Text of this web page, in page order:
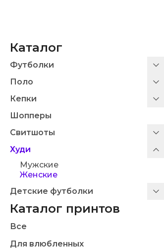
Каталог
Футболки
Поло
Кепки
Шопперы
Свитшоты
Худи
Мужские
Женские
Детские футболки
Каталог принтов
Все
Для влюбленных